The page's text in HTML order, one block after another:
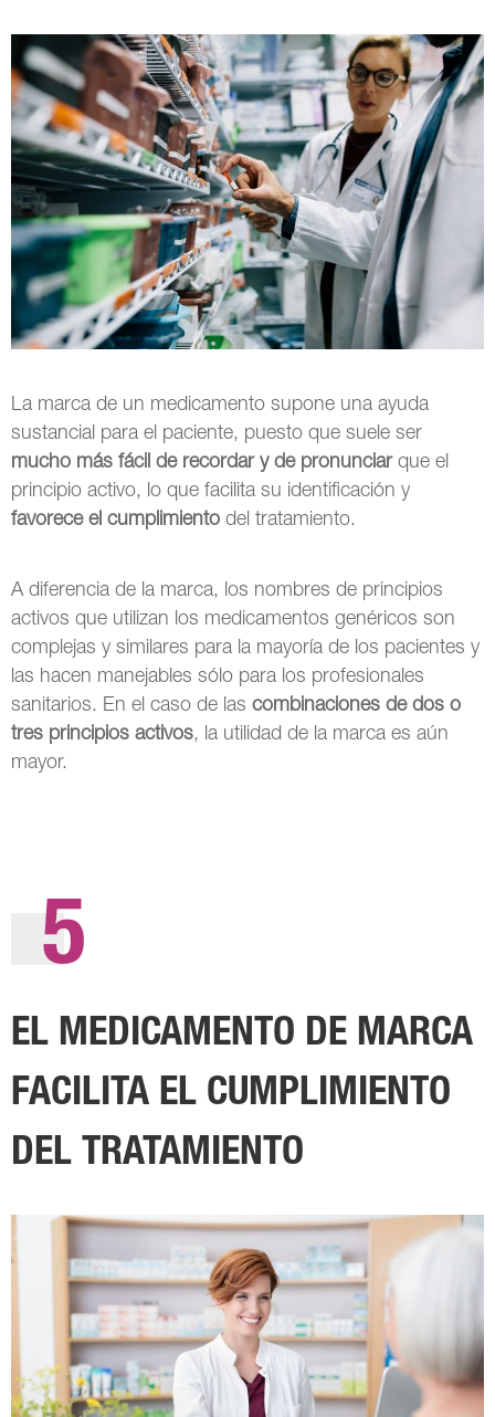
La marca de un medicamento supone una ayuda
sustancial para el paciente, puesto que suele ser
mucho más fácil de recordar y de pronunciarque el
principio activo, lo que facilita su identificación y
favorece el cumplimiento del tratamiento.
A diferencia de la marca, los nombres de principios
activos que utilizan los medicamentos genéricos son
complejas y similares para la mayoría de los pacientes y
las hacen manejables sólo para los profesionales
sanitarios. En el caso de lascombinaciones de dos o
tres principios activos, la utilidad de la marca es aún
mayor.
5
EL MEDICAMENTO DE MARCA
FACILITA EL CUMPLIMIENTO
DEL TRATAMIENTO